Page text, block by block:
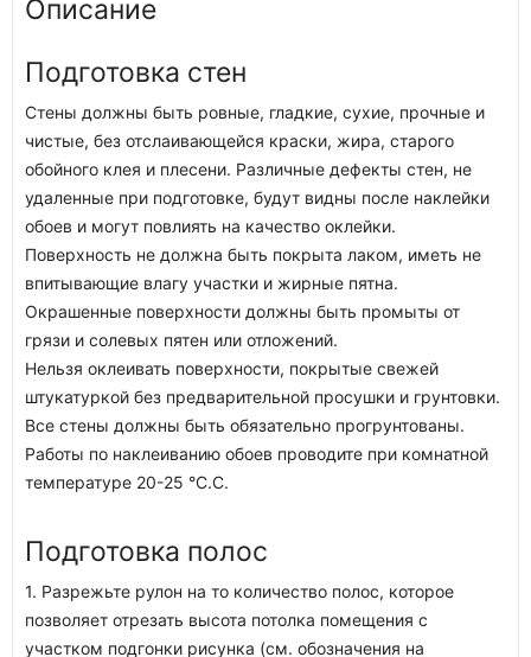
Описание
Подготовка стен
Стены должны быть ровные, гладкие, сухие, прочные и
чистые, без отслаивающейся краски, жира, старого
обойного клея и плесени. Различные дефекты стен, не
удаленные при подготовке, будут видны после наклейки
обоев и могут повлиять на качество оклейки.
Поверхность не должна быть покрыта лаком, иметь не
впитывающие влагу участки и жирные пятна.
Окрашенные поверхности должны быть промыты от
грязи и солевых пятен или отложений.
Нельзя оклеивать поверхности, покрытые свежей
штукатуркой без предварительной просушки и грунтовки.
Все стены должны быть обязательно прогрунтованы.
Работы по наклеиванию обоев проводите при комнатной
температуре 20-25 °C.C.
Подготовка полос
1. Разрежьте рулон на то количество полос, которое
позволяет отрезать высота потолка помещения с
участком подгонки рисунка (см. обозначения на